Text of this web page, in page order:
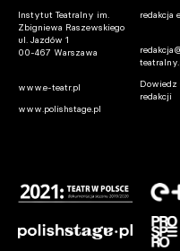
Instytut Teatralny im.
Zbigniewa Raszewskiego
ul. Jazdów 1
00-467 Warszawa
www.e-teatr.pl
www.polishstage.pl
redakcja
Dowiedz
redakcji